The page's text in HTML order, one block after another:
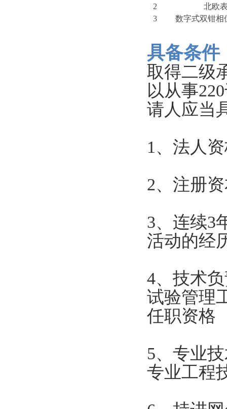
2
北欧
3
数字式双钳相
具备条件
取得二级
以从事
请人应当
1、法人
2、注册
3、连续3
活动的经
4、技术
试验管理
任职资格
5、专业
专业工程